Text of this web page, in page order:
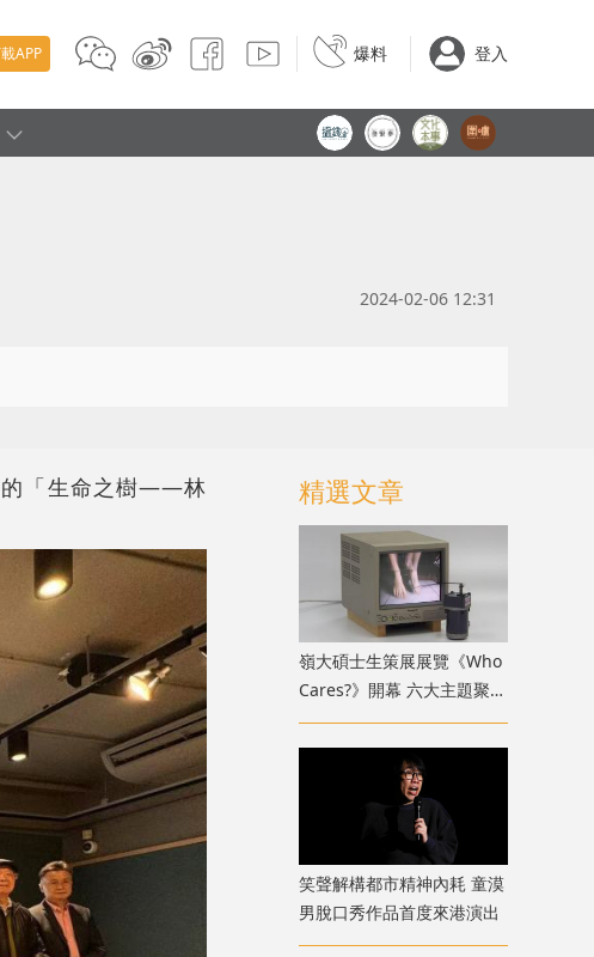
APP 爆料 登入
2024-02-06 12:31
的「生命之樹——林
精選文章
嶺大碩士生策展展覽《Who
Cares?》開幕 六大主題聚焦
新一代策展人多元關懷視野
笑聲解構都市精神內耗 童漠
男脫口秀作品首度來港演出